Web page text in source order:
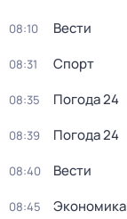
08:10 Вести
08:31 Спорт
08:35 Погода 24
08:39 Погода 24
08:40 Вести
08:45 Экономика